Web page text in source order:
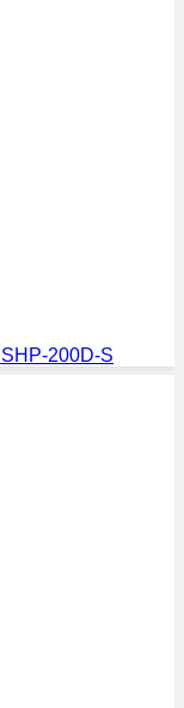
200D-S